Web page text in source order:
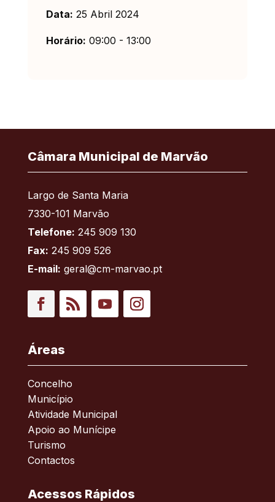
Data: 25 Abril 2024
Horário: 09:00 - 13:00
Câmara Municipal de Marvão
Largo de Santa Maria
7330-101 Marvão
Telefone: 245 909 130
Fax: 245 909 526
E-mail: geral@cm-marvao.pt
Áreas
Concelho
Município
Atividade Municipal
Apoio ao Munícipe
Turismo
Contactos
Acessos Rápidos